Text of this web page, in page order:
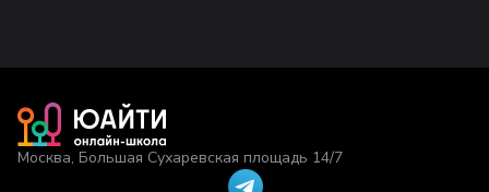
Москва, Большая Сухаревская площадь 14/7